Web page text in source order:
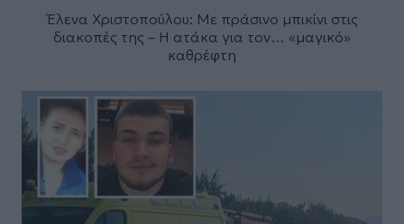
Έλενα Χριστοπούλου: Με πράσινο μπικίνι στις
διακοπές της – Η ατάκα για τον… «μαγικό»
καθρέφτη